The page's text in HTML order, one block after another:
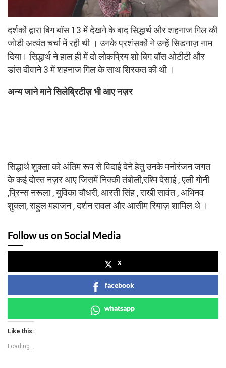
दर्शकों द्वारा बिग बॉस 13 में देखने के बाद सिद्धार्थ और शहनाज गिल की
जोड़ी अत्यंत चर्चा में रही थी । उनके प्रशंसकों ने उन्हें सिडनाज़ नाम
दिया। सिद्धार्थ ने हाल ही में दो लोकप्रिय शो बिग बॉस ओटीटी और
डांस दीवाने 3 में शहनाज गिल के साथ शिरकत की थी ।
अन्य जाने माने सिलेब्रिटीज़ भी आए नज़र
सिद्धार्थ शुक्ला को अंतिम रूप से विदाई देने हेतु उनके मनोरंजन जगत
के कई दोस्त नज़र आए जिसमें निक्की तंबोली,रश्मि देसाई , एली गोनी
,प्रिन्स नरूला , युविका चौधरी, आरती सिंह , राखी सावंत , अभिनव
शुक्ला, राहुल महाजन , दर्शन रावल और आसीम रियाज़ शामिल थे ।
Follow us on Social Media
x
facebook
whatsapp
Like this:
Loading...